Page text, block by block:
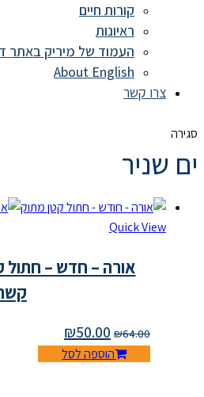
קורות חיים
ראיונות
העמוד של מיריק באתר
About English
צרו קשר
סגירה
ים שניר
Quick View
אורה – חדש – חתול
₪64.00
₪50.00
הוספה לסל